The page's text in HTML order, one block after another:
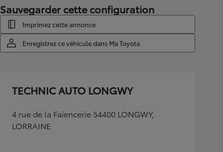
Sauvegarder cette configuration
Imprimez cette annonce
Enregistrez ce véhicule dans Ma Toyota
TECHNIC AUTO LONGWY
4 rue de la Faiencerie 54400 LONGWY,
LORRAINE